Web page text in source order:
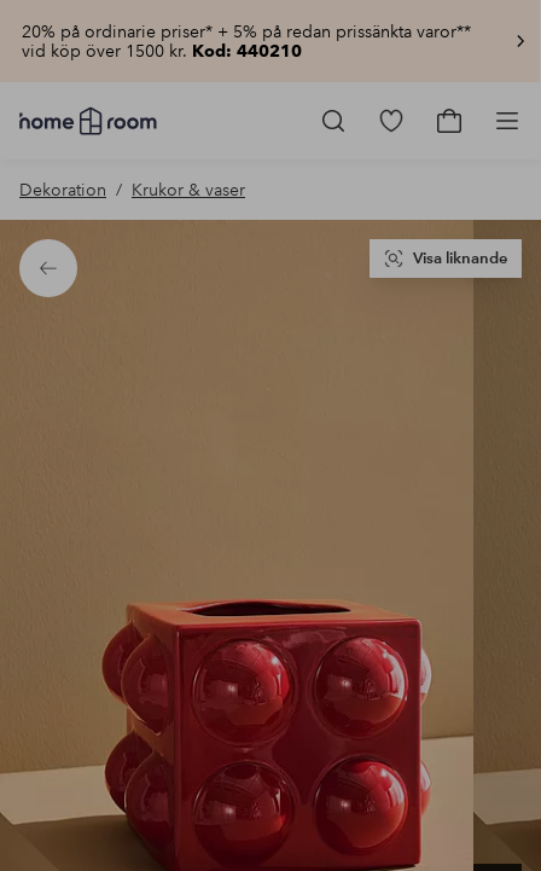
20% på ordinarie priser* + 5% på redan prissänkta varor**
vid köp över 1500 kr. Kod: 440210
Homeroom
–
hemmet
till
lågt
pris
Gå
Gå
Dekoration Krukor & vaser
Tillbaka
Visa liknande